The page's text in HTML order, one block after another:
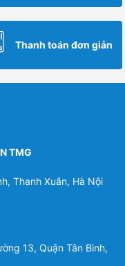
Thanh toán đơn giản
TMG
Thanh Xuân, Hà Nội
13, Quận Tân Bình,